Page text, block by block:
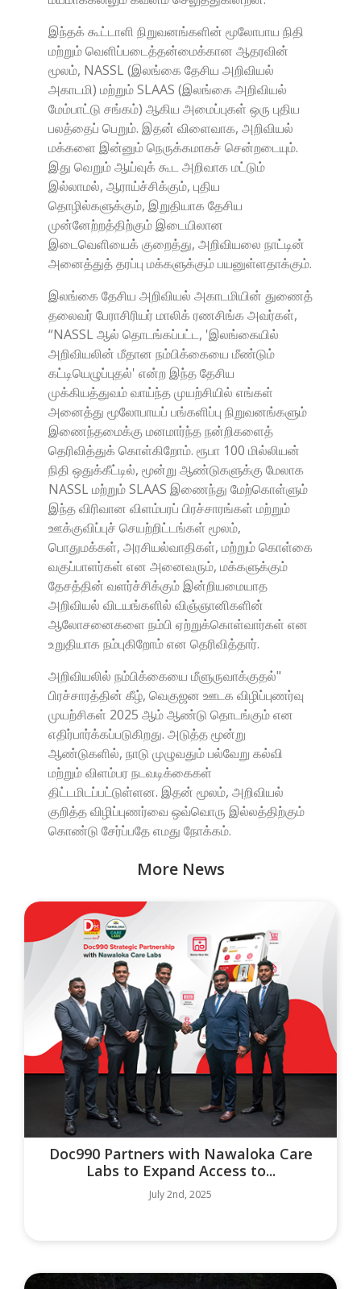
இந்தக் கூட்டாளி நிறுவனங்களின் மூலோபாய நிதி
மற்றும் வெளிப்படைத்தன்மைக்கான ஆதரவின்
மூலம், NASSL (இலங்கை தேசிய அறிவியல்
அகாடமி) மற்றும் SLAAS (இலங்கை அறிவியல்
மேம்பாட்டு சங்கம்) ஆகிய அமைப்புகள் ஒரு புதிய
பலத்தைப் பெறும். இதன் விளைவாக, அறிவியல்
மக்களை இன்னும் நெருக்கமாகச் சென்றடையும்.
இது வெறும் ஆய்வுக் கூட அறிவாக மட்டும்
இல்லாமல், ஆராய்ச்சிக்கும், புதிய
தொழில்களுக்கும், இறுதியாக தேசிய
முன்னேற்றத்திற்கும் இடையிலான
இடைவெளியைக் குறைத்து, அறிவியலை நாட்டின்
அனைத்துத் தரப்பு மக்களுக்கும் பயனுள்ளதாக்கும்.
இலங்கை தேசிய அறிவியல் அகாடமியின் துணைத்
தலைவர் பேராசிரியர் மாலிக் ரணசிங்க அவர்கள்,
“NASSL ஆல் தொடங்கப்பட்ட, 'இலங்கையில்
அறிவியலின் மீதான நம்பிக்கையை மீண்டும்
கட்டியெழுப்புதல்' என்ற இந்த தேசிய
முக்கியத்துவம் வாய்ந்த முயற்சியில் எங்கள்
அனைத்து மூலோபாயப் பங்களிப்பு நிறுவனங்களும்
இணைந்தமைக்கு மனமார்ந்த நன்றிகளைத்
தெரிவித்துக் கொள்கிறோம். ரூபா 100 மில்லியன்
நிதி ஒதுக்கீட்டில், மூன்று ஆண்டுகளுக்கு மேலாக
NASSL மற்றும் SLAAS இணைந்து மேற்கொள்ளும்
இந்த விரிவான விளம்பரப் பிரச்சாரங்கள் மற்றும்
ஊக்குவிப்புச் செயற்றிட்டங்கள் மூலம்,
பொதுமக்கள், அரசியல்வாதிகள், மற்றும் கொள்கை
வகுப்பாளர்கள் என அனைவரும், மக்களுக்கும்
தேசத்தின் வளர்ச்சிக்கும் இன்றியமையாத
அறிவியல் விடயங்களில் விஞ்ஞானிகளின்
ஆலோசனைகளை நம்பி ஏற்றுக்கொள்வார்கள் என
உறுதியாக நம்புகிறோம் என தெரிவித்தார்.
அறிவியலில் நம்பிக்கையை மீளுருவாக்குதல்"
பிரச்சாரத்தின் கீழ், வெகுஜன ஊடக விழிப்புணர்வு
முயற்சிகள் 2025 ஆம் ஆண்டு தொடங்கும் என
எதிர்பார்க்கப்படுகிறது. அடுத்த மூன்று
ஆண்டுகளில், நாடு முழுவதும் பல்வேறு கல்வி
மற்றும் விளம்பர நடவடிக்கைகள்
திட்டமிடப்பட்டுள்ளன. இதன் மூலம், அறிவியல்
குறித்த விழிப்புணர்வை ஒவ்வொரு இல்லத்திற்கும்
கொண்டு சேர்ப்பதே எமது நோக்கம்.
More News
Doc990 Partners with Nawaloka Care
Labs to Expand Access to...
July 2nd, 2025